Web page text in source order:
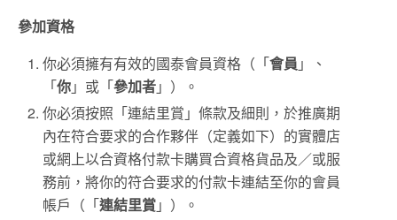
參加資格
你必須擁有有效的國泰會員資格（「會員 」、
「你」或「參加者」）。
你必須按照「連結里賞」條款及細則，於推廣期
內在符合要求的合作夥伴（定義如下）的實體店
或網上以合資格付款卡購買合資格貨品及／或服
務前，將你的符合要求的付款卡連結至你的會員
帳戶（「連結里賞」）。